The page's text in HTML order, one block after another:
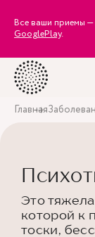
Все ваши приемы —
GooglePlay.
Главная
Это
которой к
тоски,